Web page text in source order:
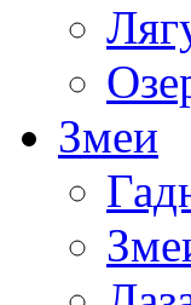
Змеи